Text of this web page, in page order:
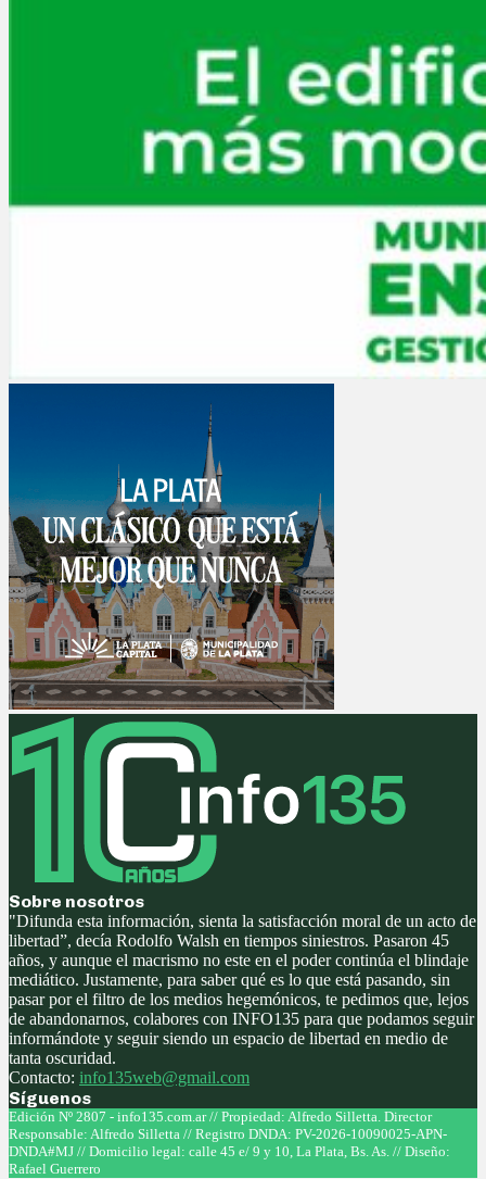
Sobre nosotros
"Difunda esta información, sienta la satisfacción moral de un acto de
libertad”, decía Rodolfo Walsh en tiempos siniestros. Pasaron 45
años, y aunque el macrismo no este en el poder continúa el blindaje
mediático. Justamente, para saber qué es lo que está pasando, sin
pasar por el filtro de los medios hegemónicos, te pedimos que, lejos
de abandonarnos, colabores con INFO135 para que podamos seguir
informándote y seguir siendo un espacio de libertad en medio de
tanta oscuridad.
Contacto: info135web@gmail.com
Síguenos
Facebook
Twitter
Instagram
Youtube
Edición Nº 2807 - info135.com.ar // Propiedad: Alfredo Silletta. Director
Responsable: Alfredo Silletta // Registro DNDA: PV-2026-10090025-APN-
DNDA#MJ // Domicilio legal: calle 45 e/ 9 y 10, La Plata, Bs. As. // Diseño:
Rafael Guerrero